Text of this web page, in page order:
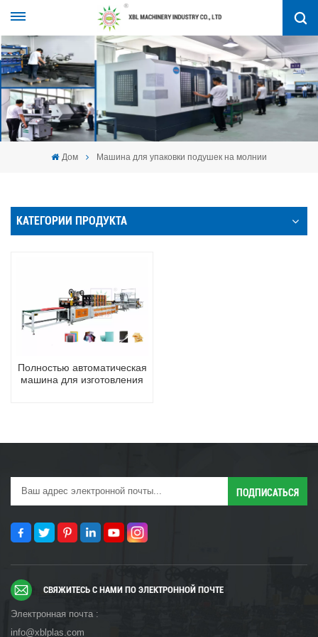
Дом Машина для упаковки подушек на молнии
КАТЕГОРИИ ПРОДУКТА
Полностью автоматическая
машина для изготовления
СВЯЖИТЕСЬ С НАМИ ПО ЭЛЕКТРОННОЙ ПОЧТЕ
Электронная почта :
info@xblplas.com